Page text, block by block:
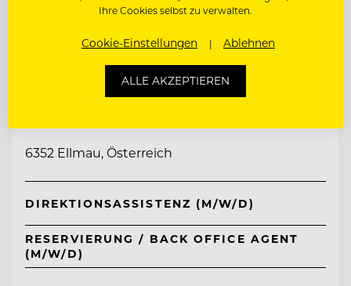
Tirol Lodge Ellmau
6352 Ellmau, Österreich
DIREKTIONSASSISTENZ (M/W/D)
RESERVIERUNG / BACK OFFICE AGENT
(M/W/D)
Ihre Cookies selbst zu verwalten.
Cookie-Einstellungen Ablehnen
ALLE AKZEPTIEREN